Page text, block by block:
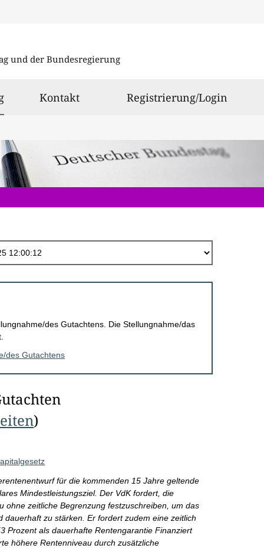
und der Bundesregierung
ausgewählt
Kontakt Registrierung/Login
des Gutachtens. Die Stellungnahme/das
des Gutachtens
)
für die kommenden 15 Jahre geltende
Mindestleistungsziel. Der VdK fordert, die
ohne zeitliche Begrenzung festzuschreiben, um das
zu stärken. Er fordert zudem eine zeitlich
Prozent als dauerhafte Rentengarantie Finanziert
höhere Rentenniveau durch zusätzliche